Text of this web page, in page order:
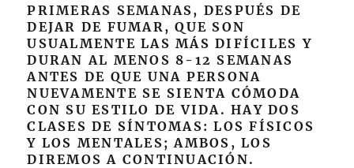
PRIMERAS SEMANAS, DESPUÉS DE
DEJAR DE FUMAR, QUE SON
USUALMENTE LAS MÁS DIFÍCILES Y
DURAN AL MENOS 8-12 SEMANAS
ANTES DE QUE UNA PERSONA
NUEVAMENTE SE SIENTA CÓMODA
CON SU ESTILO DE VIDA. HAY DOS
CLASES DE SÍNTOMAS: LOS FÍSICOS
Y LOS MENTALES; AMBOS, LOS
DIREMOS A CONTINUACIÓN.